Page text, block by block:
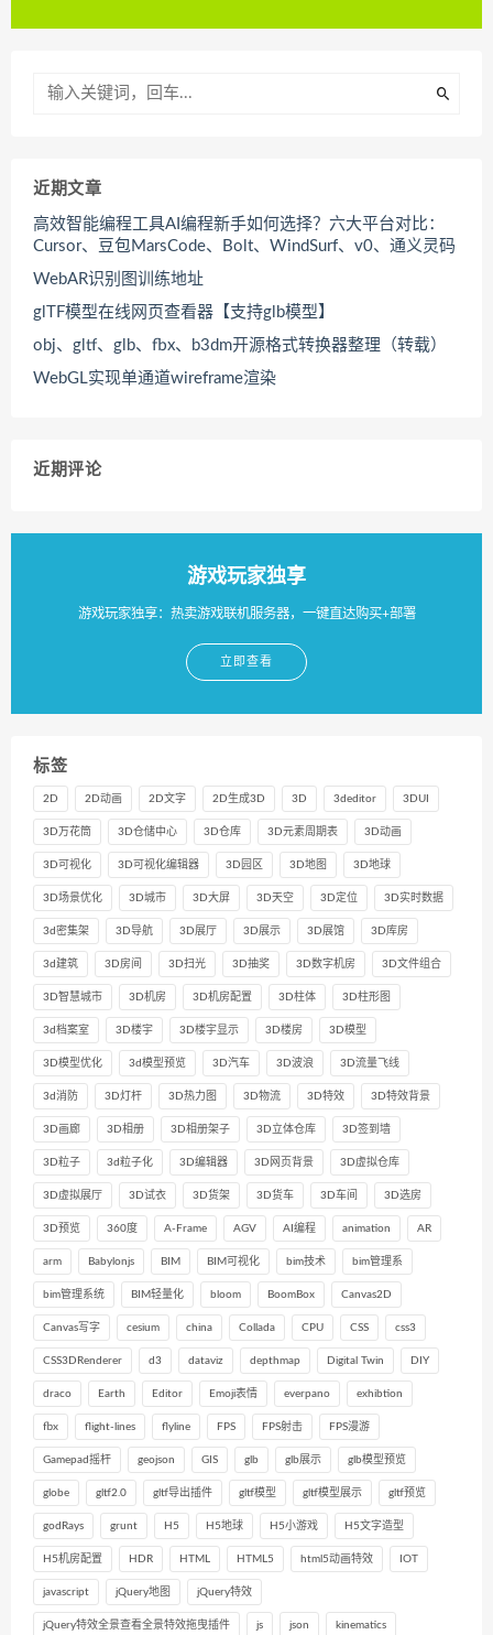
近期文章
高效智能编程工具AI编程新手如何选择？六大平台对比：
Cursor、豆包MarsCode、Bolt、WindSurf、v0、通义灵码
WebAR识别图训练地址
glTF模型在线网页查看器【支持glb模型】
obj、gltf、glb、fbx、b3dm开源格式转换器整理（转载）
WebGL实现单通道wireframe渲染
近期评论
游戏玩家独享
游戏玩家独享：热卖游戏联机服务器，一键直达购买+部署
立即查看
标签
2D 2D动画 2D文字 2D生成3D 3D 3deditor 3DUI
3D万花筒 3D仓储中心 3D仓库 3D元素周期表 3D动画
3D可视化 3D可视化编辑器 3D园区 3D地图 3D地球
3D场景优化 3D城市 3D大屏 3D天空 3D定位 3D实时数据
3d密集架 3D导航 3D展厅 3D展示 3D展馆 3D库房
3d建筑 3D房间 3D扫光 3D抽奖 3D数字机房 3D文件组合
3D智慧城市 3D机房 3D机房配置 3D柱体 3D柱形图
3d档案室 3D楼宇 3D楼宇显示 3D楼房 3D模型
3D模型优化 3d模型预览 3D汽车 3D波浪 3D流量飞线
3d消防 3D灯杆 3D热力图 3D物流 3D特效 3D特效背景
3D画廊 3D相册 3D相册架子 3D立体仓库 3D签到墙
3D粒子 3d粒子化 3D编辑器 3D网页背景 3D虚拟仓库
3D虚拟展厅 3D试衣 3D货架 3D货车 3D车间 3D选房
3D预览 360度 A-Frame AGV AI编程 animation AR
arm Babylonjs BIM BIM可视化 bim技术 bim管理系
bim管理系统 BIM轻量化 bloom BoomBox Canvas2D
Canvas写字 cesium china Collada CPU CSS css3
CSS3DRenderer d3 dataviz depthmap Digital Twin DIY
draco Earth Editor Emoji表情 everpano exhibtion
fbx flight-lines flyline FPS FPS射击 FPS漫游
Gamepad摇杆 geojson GIS glb glb展示 glb模型预览
globe gltf2.0 gltf导出插件 gltf模型 gltf模型展示 gltf预览
godRays grunt H5 H5地球 H5小游戏 H5文字造型
H5机房配置 HDR HTML HTML5 html5动画特效 IOT
javascript jQuery地图 jQuery特效
jQuery特效全景查看全景特效拖曳插件 js json kinematics